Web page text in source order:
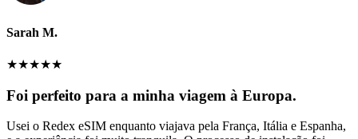
Sarah M.
★★★★★
Foi perfeito para a minha viagem à Europa.
Usei o Redex eSIM enquanto viajava pela França, Itália e Espanha,